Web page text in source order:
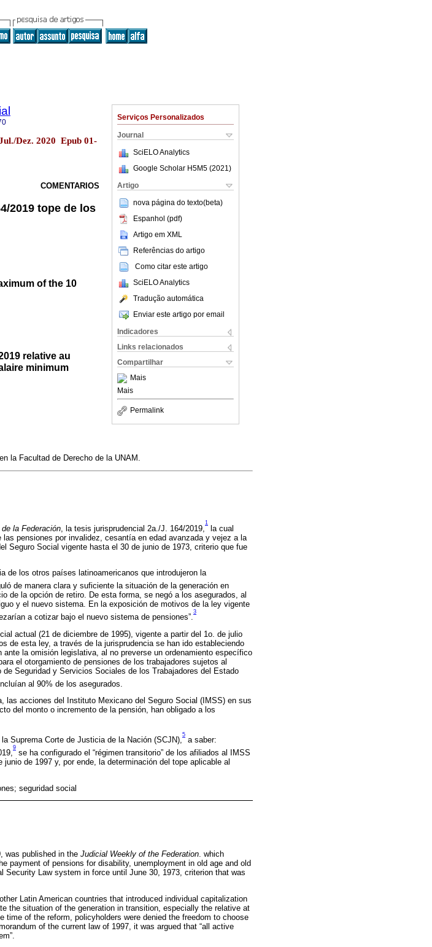
Serviços Personalizados
Journal
SciELO Analytics
Google Scholar H5M5 (2021 )
Artigo
nova página do texto(beta)
Espanhol (pdf)
Artigo em XML
Referências do artigo
Como citar este artigo
SciELO Analytics
Tradução automática
Enviar este artigo por email
Indicadores
Links relacionados
Compartilhar
Mais
Mais
Permalink
Dez. 2020 Epub 01-
COMENTARIOS
2019 tope de los
of the 10
relative au
minimum
la Facultad de Derecho de la UNAM.
la Federación , la tesis jurisprudencial 2a./J. 164/2019,
1
la cual
pensiones por invalidez, cesantía en edad avanzada y vejez a la
Seguro Social vigente hasta el 30 de junio de 1973, criterio que fue
de los otros países latinoamericanos que introdujeron la
de manera clara y suficiente la situación de la generación en
de la opción de retiro. De esta forma, se negó a los asegurados, al
y el nuevo sistema. En la exposición de motivos de la ley vigente
a cotizar bajo el nuevo sistema de pensiones”.
3
actual (21 de diciembre de 1995), vigente a partir del 1o. de julio
de esta ley, a través de la jurisprudencia se han ido estableciendo
la omisión legislativa, al no preverse un ordenamiento específico
el otorgamiento de pensiones de los trabajadores sujetos al
Seguridad y Servicios Sociales de los Trabajadores del Estado
al 90% de los asegurados.
las acciones del Instituto Mexicano del Seguro Social (IMSS) en sus
del monto o incremento de la pensión, han obligado a los
Suprema Corte de Justicia de la Nación (SCJN),
5
a saber:
9
se ha configurado el “régimen transitorio” de los afiliados al IMSS
de 1997 y, por ende, la determinación del tope aplicable al
seguridad social
was published in the Judicial Weekly of the Federation. which
payment of pensions for disability, unemployment in old age and old
Law system in force until June 30, 1973, criterion that was
Latin American countries that introduced individual capitalization
the situation of the generation in transition, especially the relative at
of the reform, policyholders were denied the freedom to choose
of the current law of 1997, it was argued that “all active